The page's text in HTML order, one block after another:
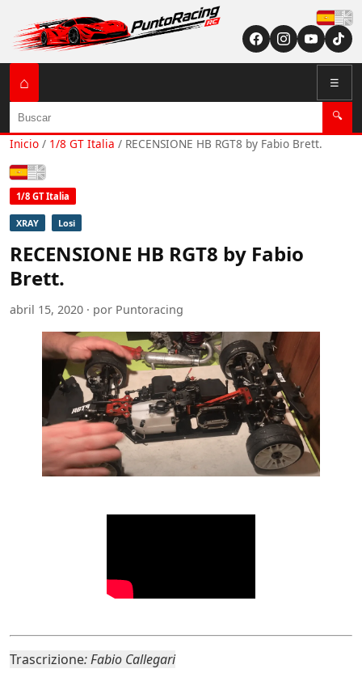
⌂ ☰
Buscar 🔍
Inicio / 1/8 GT Italia / RECENSIONE HB RGT8 by Fabio Brett.
Español
1/8 GT Italia
XRAY Losi
RECENSIONE HB RGT8 by Fabio
Brett.
abril 15, 2020 · por Puntoracing
Trascrizione: Fabio Callegari